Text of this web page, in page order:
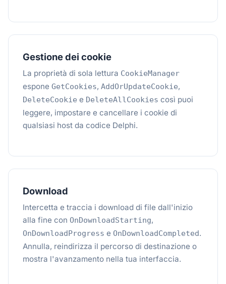
Gestione dei cookie
La proprietà di sola lettura CookieManager
espone GetCookies, AddOrUpdateCookie,
DeleteCookie e DeleteAllCookies così puoi
leggere, impostare e cancellare i cookie di
qualsiasi host da codice Delphi.
Download
Intercetta e traccia i download di file dall'inizio
alla fine con OnDownloadStarting,
OnDownloadProgress e OnDownloadCompleted.
Annulla, reindirizza il percorso di destinazione o
mostra l'avanzamento nella tua interfaccia.